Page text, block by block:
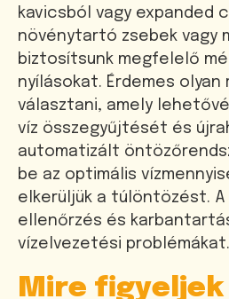
kavicsból vagy expanded
növénytartó zsebek vagy
biztosítsunk megfelelő
nyílásokat. Érdemes olyan
választani, amely
víz összegyűjtését és
automatizált
be az optimális
elkerüljük a túlöntözést.
ellenőrzés és
vízelvezetési problémákat.
Mire figyeljek